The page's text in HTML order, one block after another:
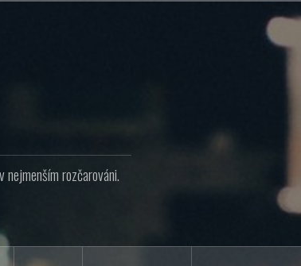
nejmenším rozčarováni.